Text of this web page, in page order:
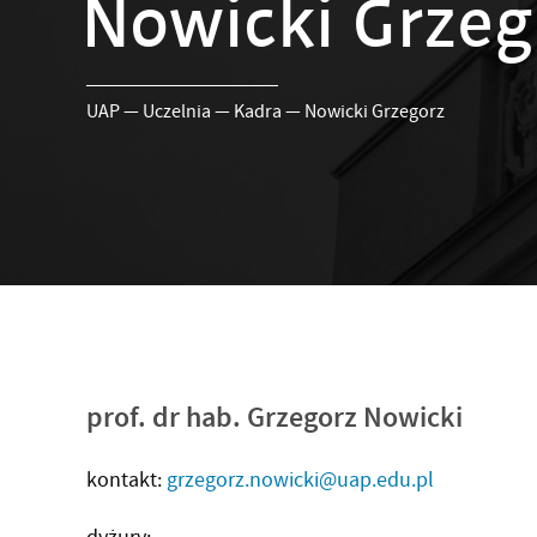
Nowicki
UAP— Uczelnia — Kadra — Nowicki Grzegorz
prof. dr hab. Grzegorz Nowicki
kontakt: grzegorz.nowicki@uap.edu.pl